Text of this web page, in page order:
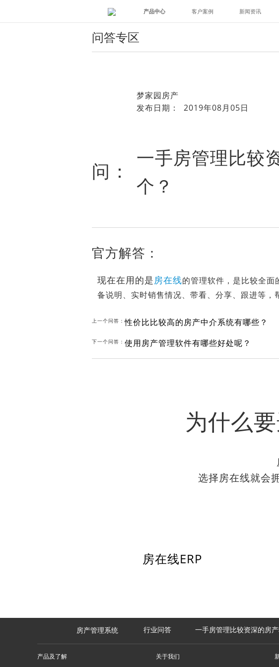
产品中心 客户案例 新闻资讯
问答专区
梦家园房产
发布日期： 2019年08月05日
问：
一手房管理比较
个？
官方解答：
现在在用的是房在线的管理软件，是比较全
备说明、实时销售情况、带看、分享、跟进等，
上一个问答： 性价比比较高的房产中介系统有哪些？
下一个问答： 使用房产管理软件有哪些好处呢？
为什么
选择房在线就会
房在线ERP
房产管理系统 行业问答 一手房管理比较资深的房产软件开发
产品及了解
关于我们